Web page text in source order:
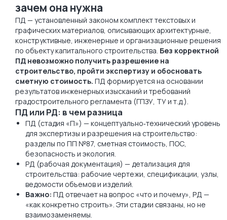
зачем она нужна
ПД — установленный законом комплект текстовых и
графических материалов, описывающих архитектурные,
конструктивные, инженерные и организационные решения
по объекту капитального строительства. Без корректной
ПД невозможно получить разрешение на
строительство, пройти экспертизу и обосновать
сметную стоимость. ПД формируется на основании
результатов инженерных изысканий и требований
градостроительного регламента (ГПЗУ, ТУ и т.д.).
ПД или РД: в чем разница
ПД (стадия «П») — концептуально‑технический уровень
для экспертизы и разрешения на строительство:
разделы по ПП №87, сметная стоимость, ПОС,
безопасность и экология.
РД (рабочая документация) — детализация для
строительства: рабочие чертежи, спецификации, узлы,
ведомости объемов и изделий.
Важно: ПД отвечает на вопрос «что и почему», РД —
«как конкретно строить». Эти стадии связаны, но не
взаимозаменяемы.